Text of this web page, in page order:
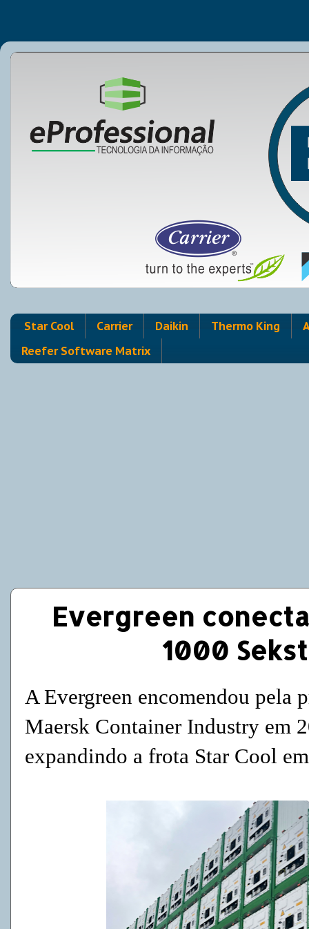
Star Cool Carrier Daikin Thermo King
Reefer Software Matrix
Evergreen
1000
A Evergreen encomendou pela
Maersk Container Industry em
expandindo a frota Star Cool